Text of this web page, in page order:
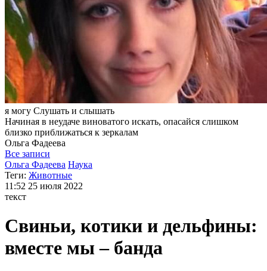
я могу Слушать и слышать
Начиная в неудаче виноватого искать, опасайся слишком
близко приближаться к зеркалам
Ольга Фадеева
Все записи
Ольга Фадеева Наука
Теги: Животные
11:52 25 июля 2022
текст
Свиньи, котики и дельфины:
вместе мы – банда